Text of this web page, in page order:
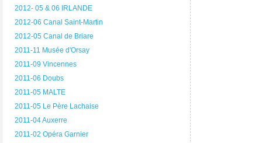
2012- 05 & 06 IRLANDE
2012-06 Canal Saint-Martin
2012-05 Canal de Briare
2011-11 Musée d'Orsay
2011-09 Vincennes
2011-06 Doubs
2011-05 MALTE
2011-05 Le Père Lachaise
2011-04 Auxerre
2011-02 Opéra Garnier